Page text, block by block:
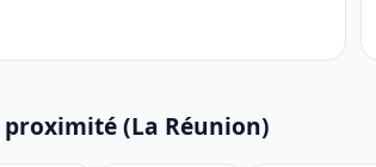
(La Réunion)